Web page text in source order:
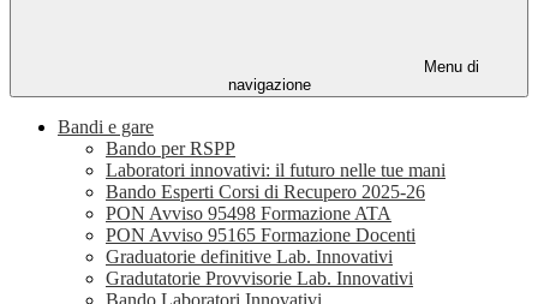
Menu di
navigazione
Bandi e gare
Bando per RSPP
Laboratori innovativi: il futuro nelle tue mani
Bando Esperti Corsi di Recupero 2025-26
PON Avviso 95498 Formazione ATA
PON Avviso 95165 Formazione Docenti
Graduatorie definitive Lab. Innovativi
Gradutatorie Provvisorie Lab. Innovativi